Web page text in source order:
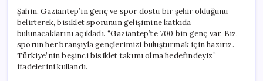
Şahin, Gaziantep’in genç ve spor dostu bir şehir olduğunu
belirterek, bisiklet sporunun gelişimine katkıda
bulunacaklarını açıkladı. “Gaziantep’te 700 bin genç var. Biz,
sporun her branşıyla gençlerimizi buluşturmak için hazırız.
Türkiye’nin beşinci bisiklet takımı olma hedefindeyiz”
ifadelerini kullandı.